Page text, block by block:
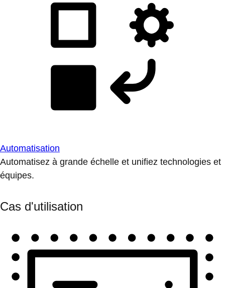
Automatisation
Automatisez à grande échelle et unifiez technologies et
équipes.
Cas d'utilisation